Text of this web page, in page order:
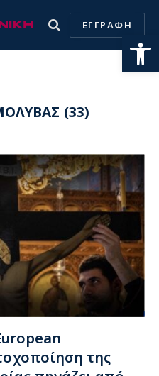
ΕΓΓΡΑΦΗ
(33)
της